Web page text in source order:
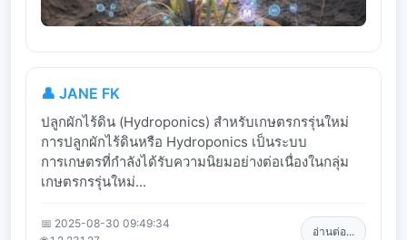
👤 JANE FK
ปลูกผักไร้ดิน (Hydroponics) สำหรับเกษตรกรรุ่นใหม่
การปลูกผักไร้ดินหรือ Hydroponics เป็นระบบ
การเกษตรที่กำลังได้รับความนิยมอย่างต่อเนื่องในกลุ่ม
เกษตรกรรุ่นใหม่...
📅 2025-08-30 09:49:34
อ่านต่อ...